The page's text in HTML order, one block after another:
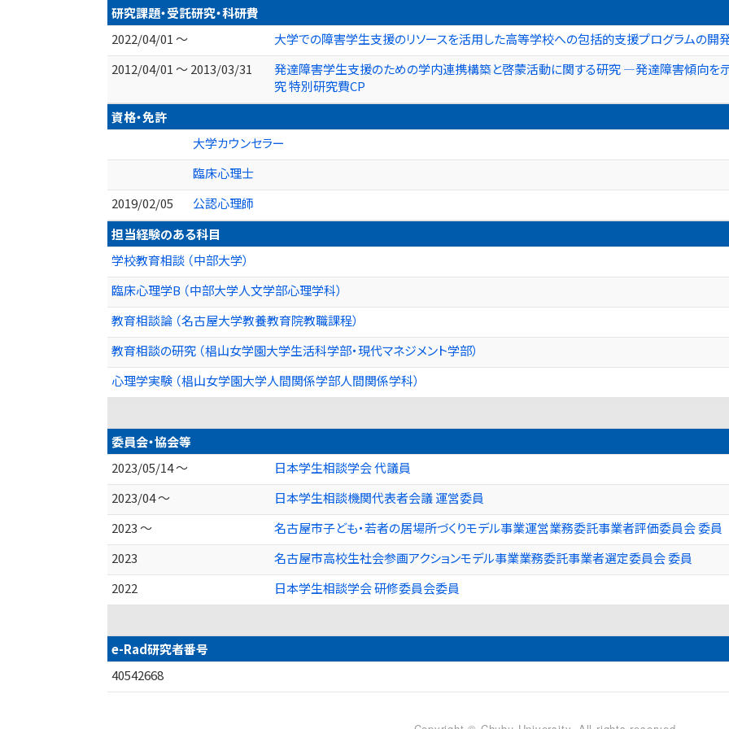
研究課題・受託研究・科研費
2022/04/01 ～
大学での障害学生支援のリソースを活用した高等学校への包括的支援プログラムの開発
2012/04/01 ～ 2013/03/31
発達障害学生支援のための学内連携構築と啓蒙活動に関する研究 ―発達障害傾向
究 特別研究費CP
資格・免許
大学カウンセラー
臨床心理士
2019/02/05
公認心理師
担当経験のある科目
学校教育相談 （中部大学）
臨床心理学B （中部大学人文学部心理学科）
教育相談論 （名古屋大学教養教育院教職課程）
教育相談の研究 （椙山女学園大学生活科学部・現代マネジメント学部）
心理学実験 （椙山女学園大学人間関係学部人間関係学科）
委員会・協会等
2023/05/14 ～
日本学生相談学会 代議員
2023/04 ～
日本学生相談機関代表者会議 運営委員
2023 ～
名古屋市子ども・若者の居場所づくりモデル事業運営業務委託事業者評価委員会 委員
2023
名古屋市高校生社会参画アクションモデル事業業務委託事業者選定委員会 委員
2022
日本学生相談学会 研修委員会委員
e-Rad研究者番号
40542668